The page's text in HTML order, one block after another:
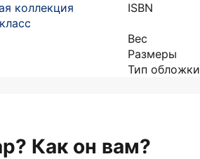
коллекция
ISBN
Вес
Размеры
Тип обложки
Как он вам?